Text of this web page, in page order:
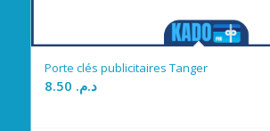
Porte clés publicitaires Tanger
د.م.